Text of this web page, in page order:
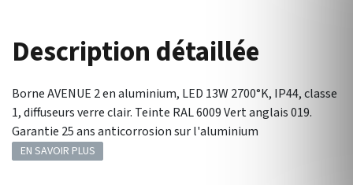
Description détaillée
Borne AVENUE 2 en aluminium, LED 13W 2700°K, IP44, classe
1, diffuseurs verre clair. Teinte RAL 6009 Vert anglais 019.
Garantie 25 ans anticorrosion sur l'aluminium
EN SAVOIR PLUS